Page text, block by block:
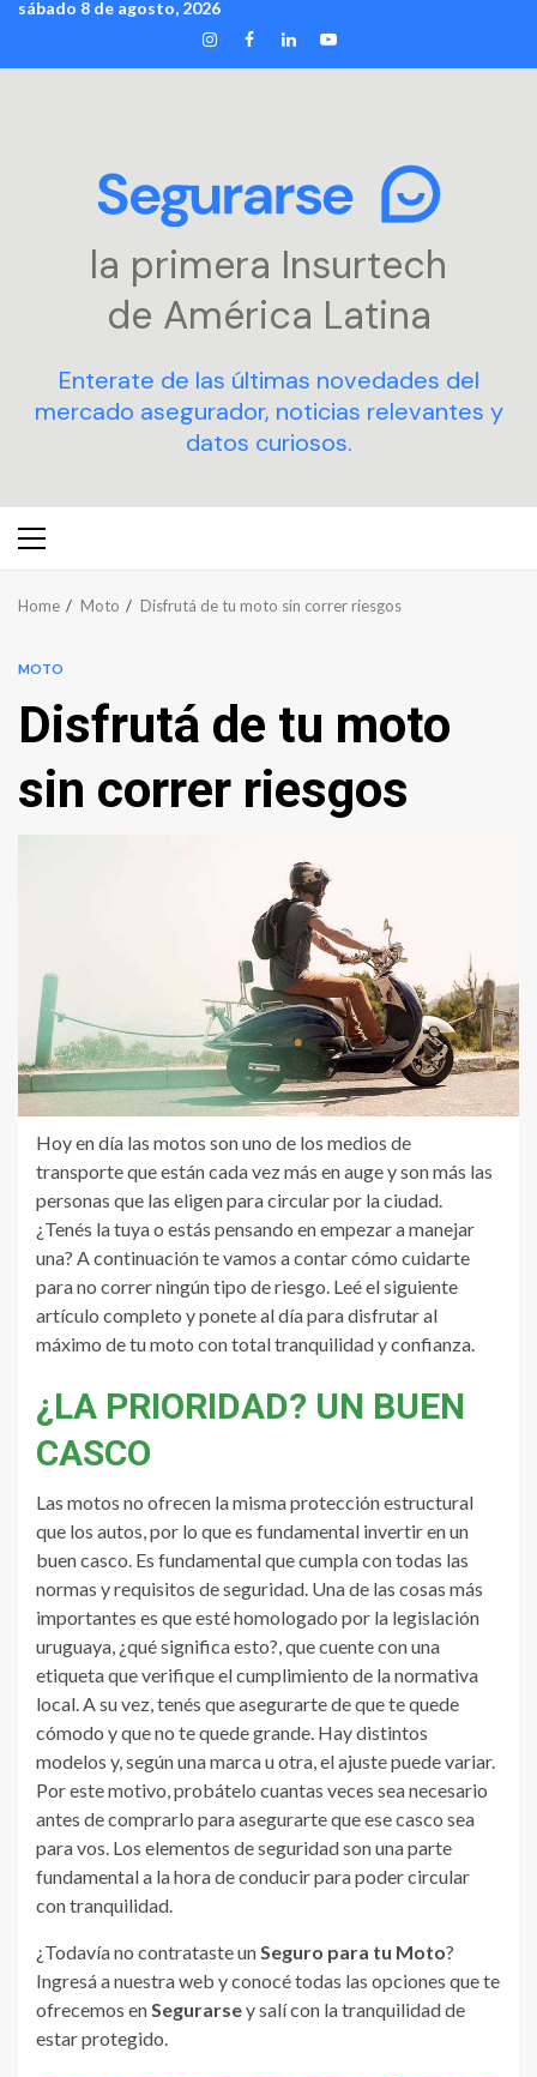
Skip
content
sábado 8 de agosto, 2026
INSTAGRAM
FACEBOOK
LINKEDIN
YOUTUBE
la primera Insurtech
de América Latina
Enterate de las últimas novedades del
mercado asegurador, noticias relevantes y
datos curiosos.
Primary
Home Moto Disfrutá de tu moto sin correr riesgos
MOTO
Disfrutá de tu moto
sin correr riesgos
Hoy en día las motos son uno de los medios de
transporte que están cada vez más en auge y son más las
personas que las eligen para circular por la ciudad.
¿Tenés la tuya o estás pensando en empezar a manejar
una? A continuación te vamos a contar cómo cuidarte
para no correr ningún tipo de riesgo. Leé el siguiente
artículo completo y ponete al día para disfrutar al
máximo de tu moto con total tranquilidad y confianza.
¿LA PRIORIDAD? UN BUEN
CASCO
Las motos no ofrecen la misma protección estructural
que los autos, por lo que es fundamental invertir en un
buen casco. Es fundamental que cumpla con todas las
normas y requisitos de seguridad. Una de las cosas más
importantes es que esté homologado por la legislación
uruguaya, ¿qué significa esto?, que cuente con una
etiqueta que verifique el cumplimiento de la normativa
local. A su vez, tenés que asegurarte de que te quede
cómodo y que no te quede grande. Hay distintos
modelos y, según una marca u otra, el ajuste puede variar.
Por este motivo, probátelo cuantas veces sea necesario
antes de comprarlo para asegurarte que ese casco sea
para vos. Los elementos de seguridad son una parte
fundamental a la hora de conducir para poder circular
con tranquilidad.
¿Todavía no contrataste unSeguro para tu Moto?
Ingresá a nuestra web y conocé todas las opciones que te
ofrecemos enSegurarsey salí con la tranquilidad de
estar protegido.